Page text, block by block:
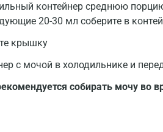
контейнер среднюю
20-30 мл соберите в
крышку
с мочой в холодильнике и
собирать мочу во